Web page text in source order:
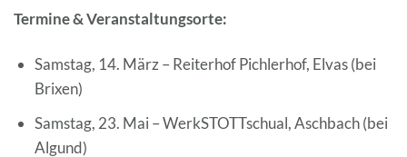
Termine & Veranstaltungsorte:
Samstag, 14. März – Reiterhof Pichlerhof, Elvas (bei
Brixen)
Samstag, 23. Mai – WerkSTOTTschual, Aschbach (bei
Algund)